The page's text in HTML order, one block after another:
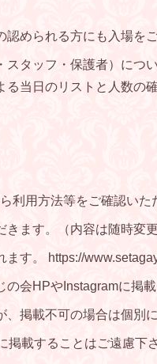
められる方にも入場を
タッフ・保護者）につ
当日のリストと人数の
利用方法等をご確認い
ます。（内容は随時変
す。 https://
会HPやInstagramに掲載
掲載不可の場合は個別
載することはご遠慮下さ